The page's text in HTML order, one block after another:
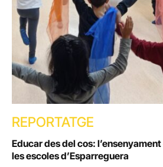
REPORTATGE
Educar des del cos:
les escoles d’Esparreguera